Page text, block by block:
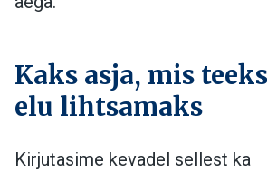
Kaks asja, mis
elu lihtsamaks
Kirjutasime kevadel sellest ka